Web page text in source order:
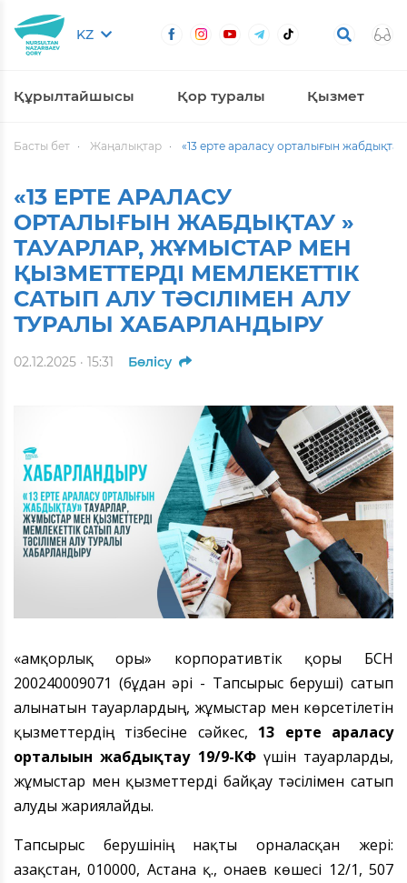
KZ
Құрылтайшысы Қор туралы Қызмет
Басты бет Жаңалықтар «13 ерте араласу орталығын
«13 ЕРТЕ АРАЛАСУ
ОРТАЛЫҒЫН ЖАБДЫҚТАУ »
ТАУАРЛАР, ЖҰМЫСТАР МЕН
ҚЫЗМЕТТЕРДІ МЕМЛЕКЕТТІК
САТЫП АЛУ ТӘСІЛІМЕН АЛУ
ТУРАЛЫ ХАБАРЛАНДЫРУ
02.12.2025 · 15:31 Бөлісу
«Қамқорлық Қоры» корпоративтік қоры БСН
200240009071 (бұдан әрі - Тапсырыс беруші) сатып
алынатын тауарлардың, жұмыстар мен көрсетілетін
қызметтердің тізбесіне сәйкес, 13 ерте араласу
орталығын жабдықтау 19/9-КФүшін тауарларды,
жұмыстар мен қызметтерді байқау тәсілімен сатып
алуды жариялайды.
Тапсырыс берушінің нақты орналасқан жері:
Қазақстан, 010000, Астана қ., Қонаев көшесі 12/1, 507